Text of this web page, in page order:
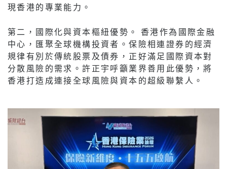
現香港的專業能力。
第二，國際化與資本樞紐優勢。 香港作為國際金融
中心，匯聚全球機構投資者。保險相連證券的經濟
規律有別於傳統股票及債券，正好滿足國際資本對
分散風險的需求。許正宇呼籲業界善用此優勢，將
香港打造成連接全球風險與資本的超級聯繫人。